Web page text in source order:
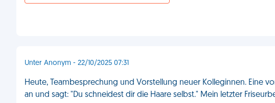
Unter Anonym - 22/10/2025 07:31
Heute, Teambesprechung und Vorstellung neuer Kolleginnen. Eine
an und sagt: "Du schneidest dir die Haare selbst." Mein letzter